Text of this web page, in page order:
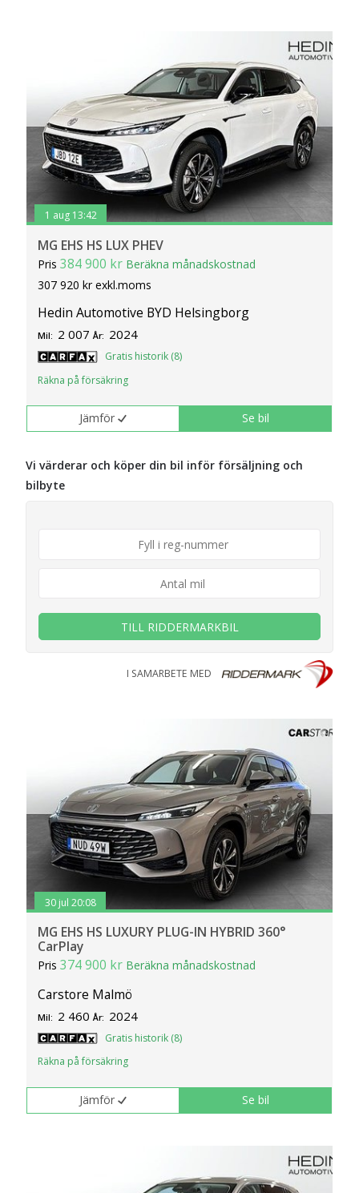
1 aug 13:42
MG EHS HS LUX PHEV
Pris384 900 kr Beräkna månadskostnad
307 920 kr exkl.moms
Hedin Automotive BYD Helsingborg
Mil: 2 007 År: 2024
Gratis historik (8)
Räkna på försäkring
Jämför Se bil
Vi värderar och köper din bil inför försäljning och
bilbyte
TILL RIDDERMARKBIL
I SAMARBETE MED
30 jul 20:08
MG EHS HS LUXURY PLUG-IN HYBRID 360°
CarPlay
Pris374 900 kr Beräkna månadskostnad
Carstore Malmö
Mil: 2 460 År: 2024
Gratis historik (8)
Räkna på försäkring
Jämför Se bil